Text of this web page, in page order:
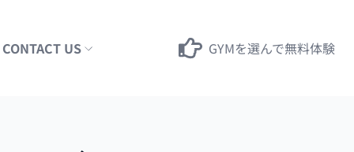
CONTACT US GYMを選んで無料体験